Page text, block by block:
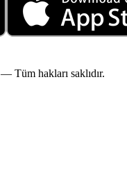
— Tüm hakları saklıdır.